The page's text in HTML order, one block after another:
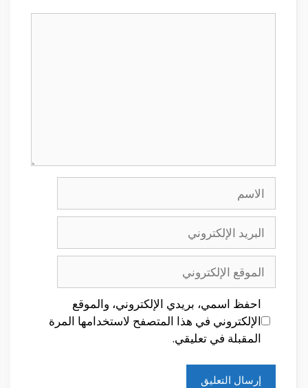
الاسم
البريد
الإلكتروني
الموقع
الإلكتروني
احفظ اسمي، بريدي الإلكتروني، والموقع
الإلكتروني في هذا المتصفح لاستخدامها المرة
المقبلة في تعليقي.